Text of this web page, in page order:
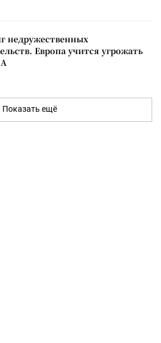
недружественных
Европа учится угрожать
Показать ещё